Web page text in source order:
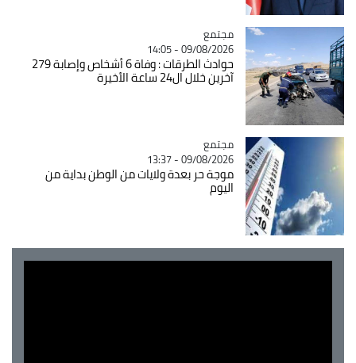
Catégorie
مجتمع
09/08/2026 - 14:05
حوادث الطرقات : وفاة 6 أشخاص وإصابة 279
آخرين خلال ال24 ساعة الأخيرة
Catégorie
مجتمع
09/08/2026 - 13:37
موجة حر بعدة ولايات من الوطن بداية من
اليوم